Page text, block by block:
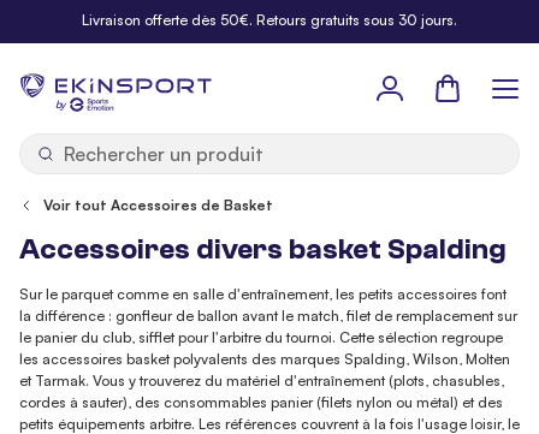
Allez au contenuLivraison offerte dès 50€. Retours gratuits sous 30 jours.
by
Panier
Voir tout Accessoires de Basket
Accessoires divers basket Spalding
Sur le parquet comme en salle d'entraînement, les petits accessoires font
la différence : gonfleur de ballon avant le match, filet de remplacement sur
le panier du club, sifflet pour l'arbitre du tournoi. Cette sélection regroupe
les accessoires basket polyvalents des marques Spalding, Wilson, Molten
et Tarmak. Vous y trouverez du matériel d'entraînement (plots, chasubles,
cordes à sauter), des consommables panier (filets nylon ou métal) et des
petits équipements arbitre. Les références couvrent à la fois l'usage loisir, le